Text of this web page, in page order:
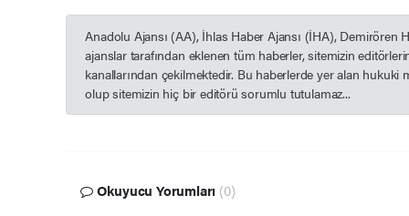
Anadolu Ajansı (AA), İhlas Haber Ajansı (İHA), Demirören
ajanslar tarafından eklenen tüm haberler, sitemizin
kanallarından çekilmektedir. Bu haberlerde yer alan hukuki
olup sitemizin hiç bir editörü sorumlu tutulamaz...
Okuyucu Yorumları (0)